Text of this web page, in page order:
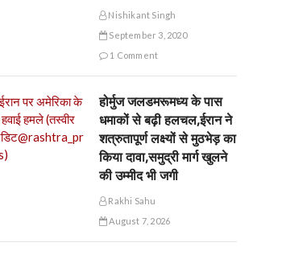
Nishikant Singh
September 3, 2020
1 Comment
होर्मुज जलडमरूमध्य के पास
धमाकों से बढ़ी हलचल,ईरान ने
शत्रुतापूर्ण लक्ष्यों से मुठभेड़ का
किया दावा,समुद्री मार्ग खुलने
की उम्मीद भी जगी
Rakhi Sahu
August 7, 2026